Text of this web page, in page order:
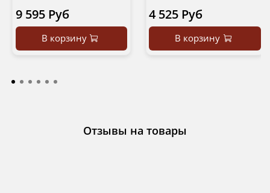
9 595 Руб
В корзину
4 525 Руб
В корзину
Отзывы на товары